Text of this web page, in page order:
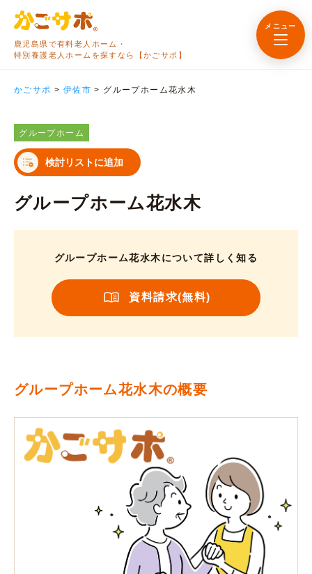
鹿児島県で有料老人ホーム・
特別養護老人ホームを探すなら【かごサポ】
メニュー
かごサポ > 伊佐市 > グループホーム花水木
グループホーム
検討リストに追加
グループホーム花水木
グループホーム花水木について詳しく知る
資料請求(無料)
グループホーム花水木の概要